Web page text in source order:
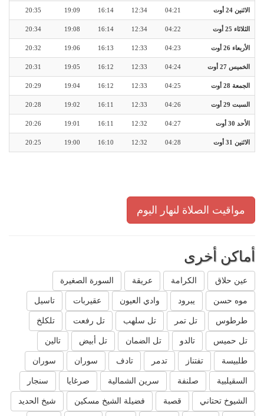
الاثنين 24 أوت 04:21
12:34
16:14
19:09
20:35
الثلاثاء 25 أوت 04:22
12:34
16:14
19:08
20:34
الأربعاء 26 أوت 04:23
12:33
16:13
19:06
20:32
الخميس 27 أوت 04:24
12:33
16:12
19:05
20:31
الجمعة 28 أوت 04:25
12:33
16:12
19:04
20:29
السبت 29 أوت 04:26
12:33
16:11
19:02
20:28
الأحد 30 أوت 04:27
12:32
16:11
19:01
20:26
الاثنين 31 أوت 04:28
12:32
16:10
19:00
20:25
مواقيت الصلاة لنهار اليوم
أماكن أخرى
عين حلاق الكرامة عريقة السورة الصغيرة
موه حسن يبرود وادي العيون عقيربات تاسيل
طرطوس تل تمر تل سلهب تل رفعت تلكلخ
تل حميس تالدو تل الضمان تل أبيض تالين
طلبيسة تفتناز تدمر تادف سوران سوران
السقيلبية صلنفة سرين الشمالية صرغايا سنجار
الشيوخ تحتاني قصبة فضيلة الشيخ مسكين شيخ الحديد